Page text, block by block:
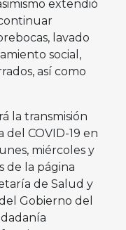
extendió
lavado
social,
así como
la transmisión
COVID-19 en
miércoles y
de la página
de Salud y
Gobierno del